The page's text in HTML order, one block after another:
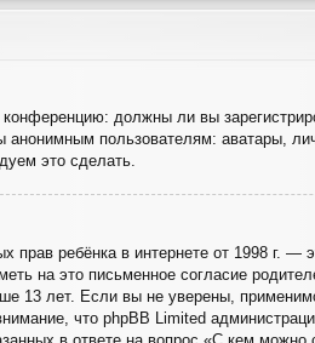
должны ли вы
пользователям: аватары,
это сделать.
прав ребёнка в интернете от 1998 г.
на это письменное согласие
13 лет. Если вы не уверены,
что phpBB Limited